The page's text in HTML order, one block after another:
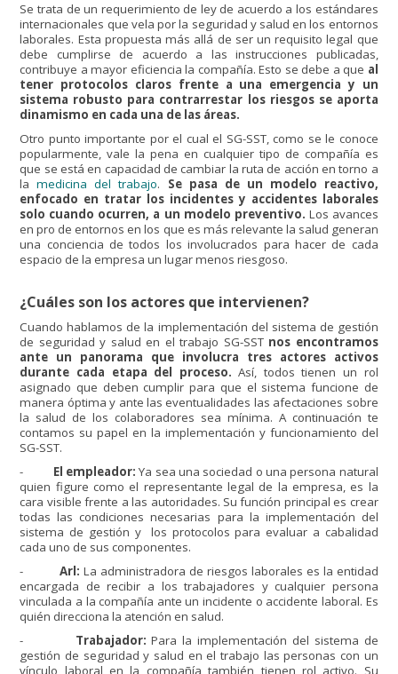
Se trata de un requerimiento de ley de acuerdo a los estándares
internacionales que vela por la seguridad y salud en los entornos
laborales. Esta propuesta más allá de ser un requisito legal que
debe cumplirse de acuerdo a las instrucciones publicadas,
contribuye a mayor eficiencia la compañía. Esto se debe a que al
tener protocolos claros frente a una emergencia y un
sistema robusto para contrarrestar los riesgos se aporta
dinamismo en cada una de las áreas.
Otro punto importante por el cual el SG-SST, como se le conoce
popularmente, vale la pena en cualquier tipo de compañía es
que se está en capacidad de cambiar la ruta de acción en torno a
lamedicina del trabajo. Se pasa de un modelo reactivo,
enfocado en tratar los incidentes y accidentes laborales
solo cuando ocurren, a un modelo preventivo. Los avances
en pro de entornos en los que es más relevante la salud generan
una conciencia de todos los involucrados para hacer de cada
espacio de la empresa un lugar menos riesgoso.
¿Cuáles son los actores que intervienen?
Cuando hablamos de la implementación del sistema de gestión
de seguridad y salud en el trabajo SG-SST nos encontramos
ante un panorama que involucra tres actores activos
durante cada etapa del proceso. Así, todos tienen un rol
asignado que deben cumplir para que el sistema funcione de
manera óptima y ante las eventualidades las afectaciones sobre
la salud de los colaboradores sea mínima. A continuación te
contamos su papel en la implementación y funcionamiento del
SG-SST.
-
El empleador: Ya sea una sociedad o una persona natural
quien figure como el representante legal de la empresa, es la
cara visible frente a las autoridades. Su función principal es crear
todas las condiciones necesarias para la implementación del
sistema de gestión y los protocolos para evaluar a cabalidad
cada uno de sus componentes.
-
Arl: La administradora de riesgos laborales es la entidad
encargada de recibir a los trabajadores y cualquier persona
vinculada a la compañía ante un incidente o accidente laboral. Es
quién direcciona la atención en salud.
- Trabajador:Para la implementación del sistema de
gestión de seguridad y salud en el trabajo las personas con un
vínculo laboral en la compañía también tienen rol activo. Su